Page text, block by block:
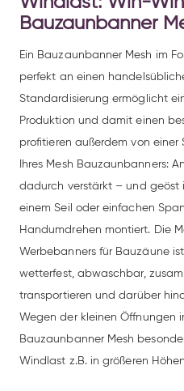
Bauzaunbanner
Ein Bauzaunbanner Mesh im
perfekt an einen
Standardisierung ermöglicht
Produktion und damit einen
profitieren außerdem von
Ihres Mesh Bauzaunbanners:
dadurch verstärkt – und geöst
einem Seil oder einfachen
Handumdrehen montiert. Die
Werbebanners für Bauzäune
wetterfest, abwaschbar,
transportieren und darüber
Wegen der kleinen Öffnungen
Bauzaunbanner Mesh
Windlast z.B. in größeren